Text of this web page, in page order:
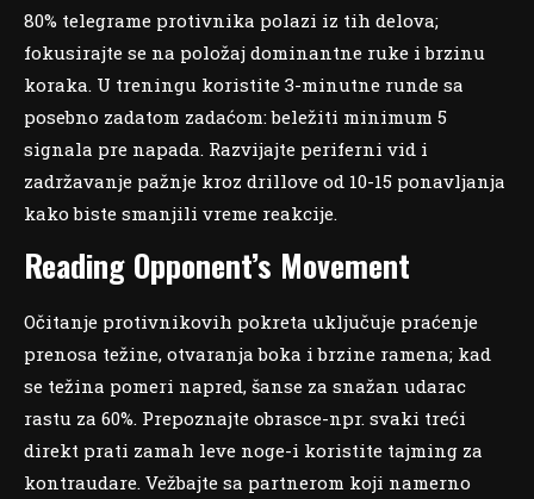
80% telegrame protivnika polazi iz tih delova;
fokusirajte se na položaj dominantne ruke i brzinu
koraka. U treningu koristite 3-minutne runde sa
posebno zadatom zadaćom: beležiti minimum 5
signala pre napada. Razvijajte periferni vid i
zadržavanje pažnje kroz drillove od 10-15 ponavljanja
kako biste smanjili vreme reakcije.
Reading Opponent’s Movement
Očitanje protivnikovih pokreta uključuje praćenje
prenosa težine, otvaranja boka i brzine ramena; kad
se težina pomeri napred, šanse za snažan udarac
rastu za 60%. Prepoznajte obrasce-npr. svaki treći
direkt prati zamah leve noge-i koristite tajming za
kontraudare. Vežbajte sa partnerom koji namerno